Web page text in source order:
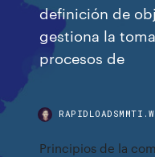
definición de
gestiona la
procesos de
Principios de la